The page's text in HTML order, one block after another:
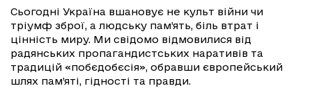
Сьогодні Україна вшановує не культ війни чи
тріумф зброї, а людську пам’ять, біль втрат і
цінність миру. Ми свідомо відмовилися від
радянських пропагандистських наративів та
традицій «побєдобєсія», обравши європейський
шлях пам’яті, гідності та правди.